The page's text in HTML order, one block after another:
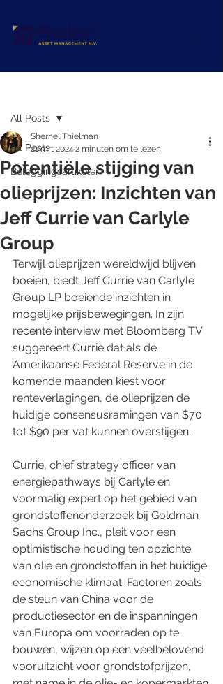
All Posts
Beleggingsartikelen
All Posts
Potentiële stijging van
olieprijzen: Inzichten van
Jeff Currie van Carlyle
Group
Shernel Thielman
21 mrt 2024 2 minuten om te lezen
Terwijl olieprijzen wereldwijd blijven
boeien, biedt Jeff Currie van Carlyle
Group LP boeiende inzichten in
mogelijke prijsbewegingen. In zijn
recente interview met Bloomberg TV
suggereert Currie dat als de
Amerikaanse Federal Reserve in de
komende maanden kiest voor
renteverlagingen, de olieprijzen de
huidige consensusramingen van $70
tot $90 per vat kunnen overstijgen.
Currie, chief strategy officer van
energiepathways bij Carlyle en
voormalig expert op het gebied van
grondstoffenonderzoek bij Goldman
Sachs Group Inc., pleit voor een
optimistische houding ten opzichte
van olie en grondstoffen in het huidige
economische klimaat. Factoren zoals
de steun van China voor de
productiesector en de inspanningen
van Europa om voorraden op te
bouwen, wijzen op een veelbelovend
vooruitzicht voor grondstofprijzen,